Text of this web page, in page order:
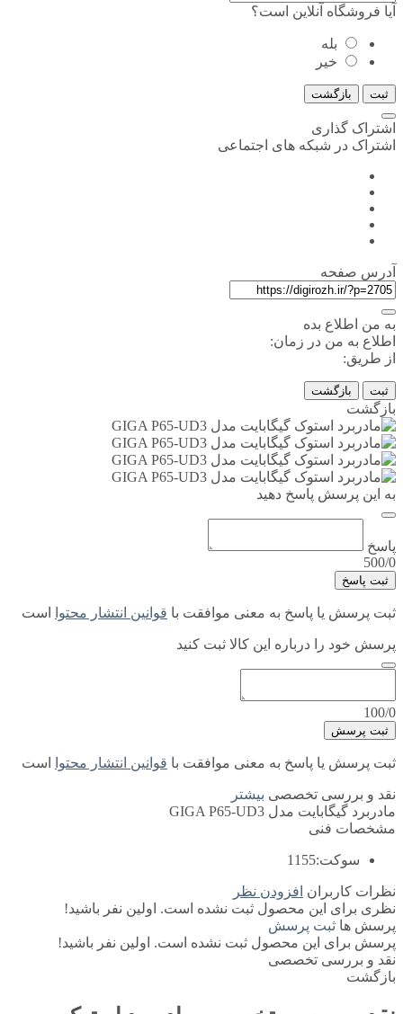
آیا فروشگاه آنلاین است؟
بله
خیر
ثبت بازگشت
اشتراک گذاری
اشتراک در شبکه های اجتماعی
آدرس صفحه
به من اطلاع بده
اطلاع به من در زمان:
از طریق:
ثبت بازگشت
بازگشت
به این پرسش پاسخ دهید
پاسخ
500/0
ثبت پاسخ
ثبت پرسش یا پاسخ به معنی موافقت با قوانین انتشار محتوا است
پرسش خود را درباره این کالا ثبت کنید
100/0
ثبت پرسش
ثبت پرسش یا پاسخ به معنی موافقت با قوانین انتشار محتوا است
نقد و بررسی تخصصی بیشتر
مادربرد گیگابایت مدل GIGA P65-UD3
مشخصات فنی
سوکت:1155
نظرات کاربران افزودن نظر
نظری برای این محصول ثبت نشده است. اولین نفر باشید!
پرسش ها ثبت پرسش
پرسش برای این محصول ثبت نشده است. اولین نفر باشید!
نقد و بررسی تخصصی
بازگشت